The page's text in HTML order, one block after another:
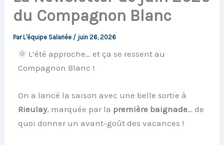
du Compagnon Blanc
Par L'équipe Salariée / juin 26, 2026
🌞 L’été approche… et ça se ressent au
Compagnon Blanc !
On a lancé la saison avec une belle sortie à
Rieulay, marquée par la première baignade… de
quoi donner un avant-goût des vacances !